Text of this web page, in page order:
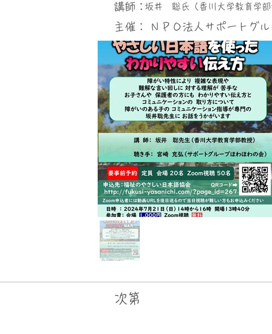
講師：坂井 聡氏（香川大学教育学部
​主催： ＮＰＯ法人サポートグ
次第